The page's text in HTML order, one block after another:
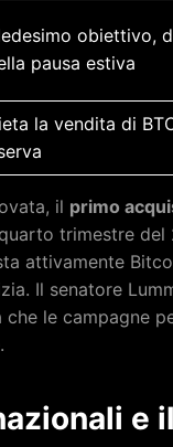
obiettivo,
pausa estiva
la vendita di
il primo
trimestre del
attivamente
Il senatore
le campagne
e